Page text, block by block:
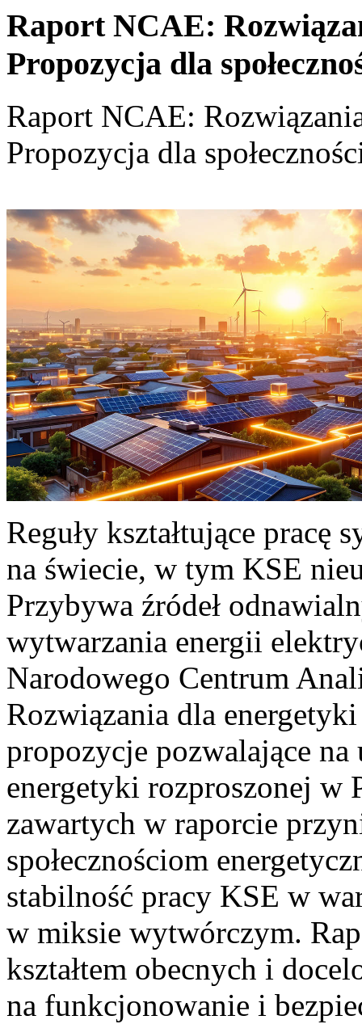
Raport NCAE:
Propozycja dla
Raport NCAE:
Propozycja dla
Reguły kształtujące pracę
na świecie, w tym KSE
Przybywa źródeł
wytwarzania energii
Narodowego Centrum
Rozwiązania dla
propozycje pozwalające
energetyki rozproszonej w
zawartych w raporcie
społecznościom
stabilność pracy KSE w
w miksie wytwórczym.
kształtem obecnych i
na funkcjonowanie i